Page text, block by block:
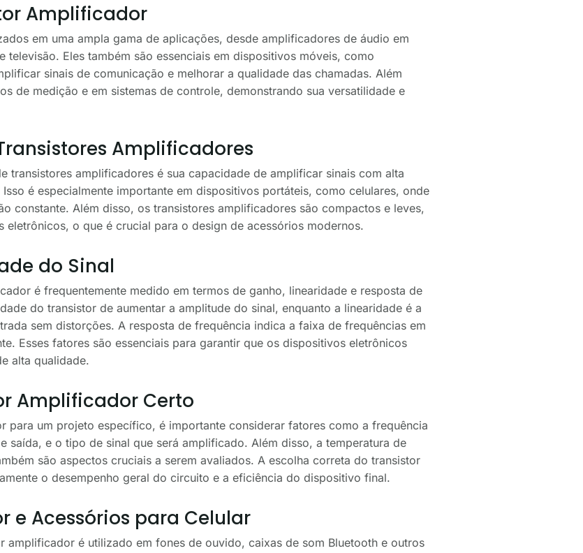
Amplificador
em uma ampla gama de aplicações, desde amplificadores de áudio em
televisão. Eles também são essenciais em dispositivos móveis, como
sinais de comunicação e melhorar a qualidade das chamadas. Além
de medição e em sistemas de controle, demonstrando sua versatilidade e
Amplificadores
transistores amplificadores é sua capacidade de amplificar sinais com alta
é especialmente importante em dispositivos portáteis, como celulares, onde
constante. Além disso, os transistores amplificadores são compactos e leves,
o que é crucial para o design de acessórios modernos.
do Sinal
é frequentemente medido em termos de ganho, linearidade e resposta de
do transistor de aumentar a amplitude do sinal, enquanto a linearidade é a
sem distorções. A resposta de frequência indica a faixa de frequências em
Esses fatores são essenciais para garantir que os dispositivos eletrônicos
alta qualidade.
Amplificador Certo
para um projeto específico, é importante considerar fatores como a frequência
saída, e o tipo de sinal que será amplificado. Além disso, a temperatura de
são aspectos cruciais a serem avaliados. A escolha correta do transistor
o desempenho geral do circuito e a eficiência do dispositivo final.
e Acessórios para Celular
amplificador é utilizado em fones de ouvido, caixas de som Bluetooth e outros